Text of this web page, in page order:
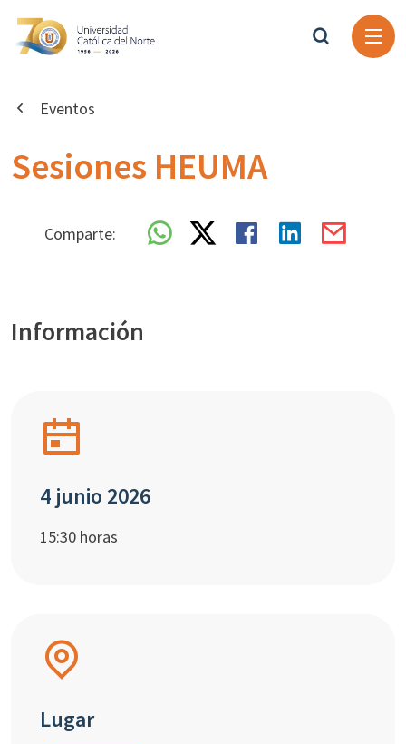
Eventos
Sesiones HEUMA
Comparte:
Información
4 junio 2026
15:30 horas
Lugar